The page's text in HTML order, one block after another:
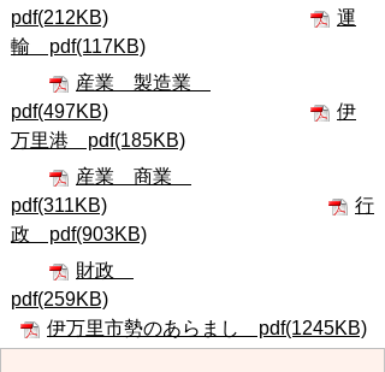
pdf(212KB)
運
輸 pdf(117KB)
産業 製造業
pdf(497KB)
伊
万里港 pdf(185KB)
産業 商業
pdf(311KB)
行
政 pdf(903KB)
財政
pdf(259KB)
伊万里市勢のあらまし pdf(1245KB)